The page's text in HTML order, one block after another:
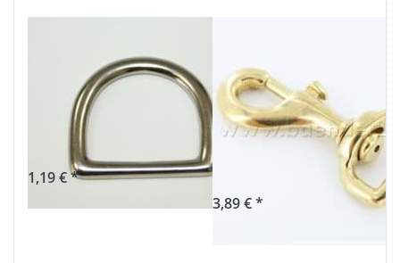
Messing,
vernickelt,
28mm
Innenmaß
1,19 € *
7,6cm aus
Messing, für
20mm
Gurtband - 1
3,89 € *